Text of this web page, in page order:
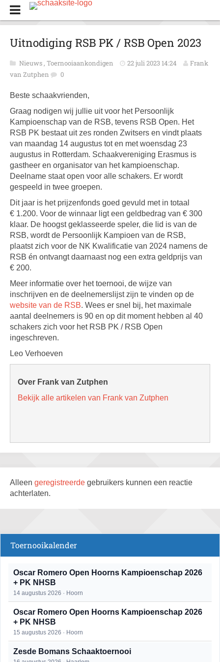
Uitnodiging RSB PK / RSB Open 2023
Nieuws, Toernooiaankondigen 22 juli 2023 14:24
Frank
van Zutphen
0
Beste schaakvrienden,
Graag nodigen wij jullie uit voor het Persoonlijk
Kampioenschap van de RSB, tevens RSB Open. Het
RSB PK bestaat uit zes ronden Zwitsers en vindt plaats
van maandag 14 augustus tot en met woensdag 23
augustus in Rotterdam. Schaakvereniging Erasmus is
gastheer en organisator van het kampioenschap.
Deelname staat open voor alle schakers. Er wordt
gespeeld in twee groepen.
Dit jaar is het prijzenfonds goed gevuld met in totaal
€ 1.200. Voor de winnaar ligt een geldbedrag van € 300
klaar. De hoogst geklasseerde speler, die lid is van de
RSB, wordt de Persoonlijk Kampioen van de RSB,
plaatst zich voor de NK Kwalificatie van 2024 namens de
RSB én ontvangt daarnaast nog een extra geldprijs van
€ 200.
Meer informatie over het toernooi, de wijze van
inschrijven en de deelnemerslijst zijn te vinden op de
website van de RSB. Wees er snel bij, het maximale
aantal deelnemers is 90 en op dit moment hebben al 40
schakers zich voor het RSB PK / RSB Open
ingeschreven.
Leo Verhoeven
Over Frank van Zutphen
Bekijk alle artikelen van Frank van Zutphen
Alleen geregistreerde gebruikers kunnen een reactie
achterlaten.
Toernooikalender
Oscar Romero Open Hoorns Kampioenschap 2026
+ PK NHSB
14 augustus 2026 · Hoorn
Oscar Romero Open Hoorns Kampioenschap 2026
+ PK NHSB
15 augustus 2026 · Hoorn
Zesde Bomans Schaaktoernooi